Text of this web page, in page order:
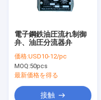
電子鋼鉄油圧流れ制御
弁、油圧分流器弁
価格:USD10-12/pc
MOQ:50pcs
最新価格を得る
接触